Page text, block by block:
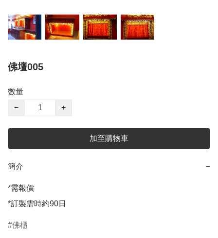
佛壇005
數量
−
+
加至購物車
簡介 −
*需報價
*訂製需時約90日
佛櫃